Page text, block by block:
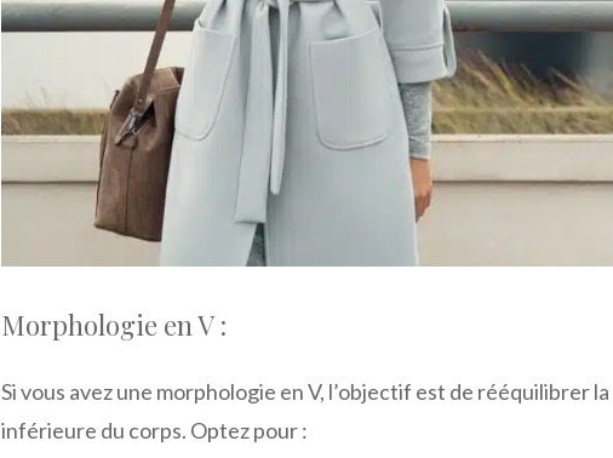
Morphologie en V :
Si vous avez une morphologie en V, l’objectif est de rééquilibrer
inférieure du corps. Optez pour :